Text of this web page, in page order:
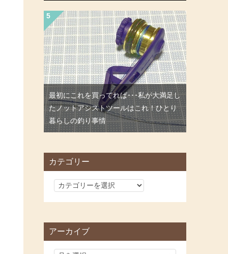
最初にこれを買ってれば･･･私が大満足し
たノットアシストツールはこれ！ひとり
暮らしの釣り事情
カテゴリー
カ
リ
アーカイブ